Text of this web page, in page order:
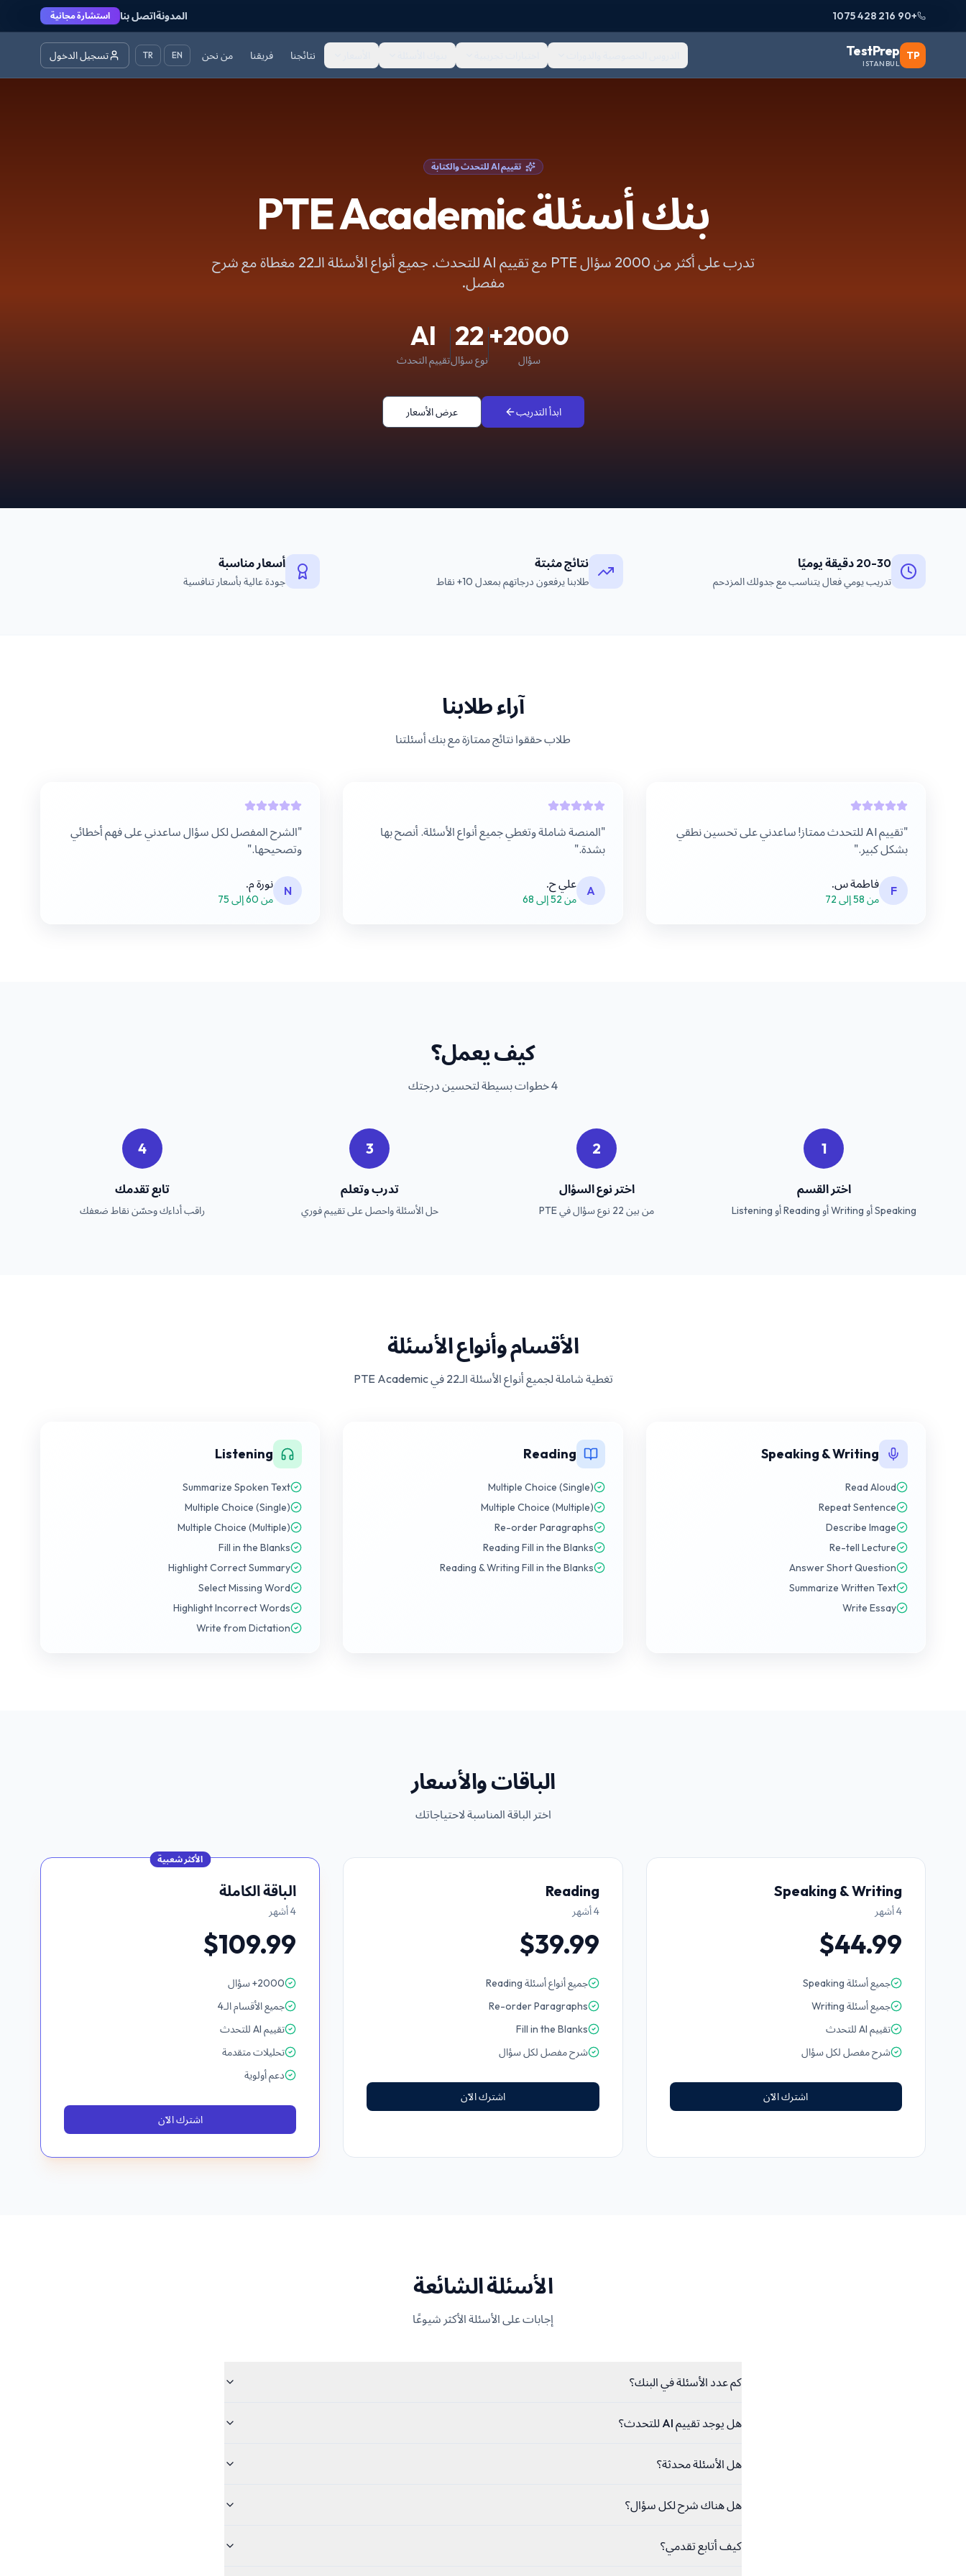
+90 216 428 1075 المدونةاتصل بنا استشارة مجانية
TP
TestPrep
ISTANBUL
نتائجنا فريقنا من نحن EN
TR تسجيل الدخول
تقييم AI للتحدث والكتابة
بنك أسئلة PTE Academic
تدرب على أكثر من 2000 سؤال PTE مع تقييم AI للتحدث. جميع أنواع الأسئلة الـ22 مغطاة مع شرح
مفصل.
2000+
سؤال
22
نوع سؤال
AI
تقييم التحدث
ابدأ التدريب عرض الأسعار
20-30 دقيقة يوميًا
تدريب يومي فعال يتناسب مع جدولك المزدحم
نتائج مثبتة
طلابنا يرفعون درجاتهم بمعدل 10+ نقاط
أسعار مناسبة
جودة عالية بأسعار تنافسية
آراء طلابنا
طلاب حققوا نتائج ممتازة مع بنك أسئلتنا
"
تقييم AI للتحدث ممتاز! ساعدني على تحسين نطقي
بشكل كبير."
F فاطمة س.
من 58 إلى 72
"المنصة شاملة وتغطي جميع أنواع الأسئلة. أنصح بها
بشدة."
A علي ح.
من 52 إلى 68
"الشرح المفصل لكل سؤال ساعدني على فهم أخطائي
وتصحيحها."
N نورة م.
من 60 إلى 75
كيف يعمل؟
4 خطوات بسيطة لتحسين درجتك
1
اختر القسم
Speaking أو Writing أو Reading أو Listening
2
اختر نوع السؤال
من بين 22 نوع سؤال في PTE
3
تدرب وتعلم
حل الأسئلة واحصل على تقييم فوري
4
تابع تقدمك
راقب أداءك وحسّن نقاط ضعفك
الأقسام وأنواع الأسئلة
تغطية شاملة لجميع أنواع الأسئلة الـ22 في PTE Academic
Speaking & Writing
Read Aloud
Repeat Sentence
Describe Image
Re-tell Lecture
Answer Short Question
Summarize Written Text
Write Essay
Reading
Multiple Choice (Single)
Multiple Choice (Multiple)
Re-order Paragraphs
Reading Fill in the Blanks
Reading & Writing Fill in the Blanks
Listening
Summarize Spoken Text
Multiple Choice (Single)
Multiple Choice (Multiple)
Fill in the Blanks
Highlight Correct Summary
Select Missing Word
Highlight Incorrect Words
Write from Dictation
الباقات والأسعار
اختر الباقة المناسبة لاحتياجاتك
Speaking & Writing
4 أشهر
$44.99
جميع أسئلة Speaking
جميع أسئلة Writing
تقييم AI للتحدث
شرح مفصل لكل سؤال
اشترك الآن
Reading
4 أشهر
$39.99
جميع أنواع أسئلة Reading
Re-order Paragraphs
Fill in the Blanks
شرح مفصل لكل سؤال
اشترك الآن
الأكثر شعبية
الباقة الكاملة
4 أشهر
$109.99
2000+ سؤال
جميع الأقسام الـ4
تقييم AI للتحدث
تحليلات متقدمة
دعم أولوية
اشترك الآن
الأسئلة الشائعة
إجابات على الأسئلة الأكثر شيوعًا
كم عدد الأسئلة في البنك؟
هل يوجد تقييم AI للتحدث؟
هل الأسئلة محدثة؟
هل هناك شرح لكل سؤال؟
كيف أتابع تقدمي؟